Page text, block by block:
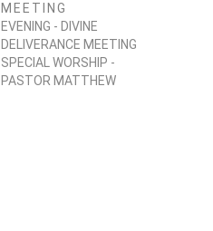
MEETING
EVENING - DIVINE
DELIVERANCE MEETING
SPECIAL WORSHIP -
PASTOR MATTHEW